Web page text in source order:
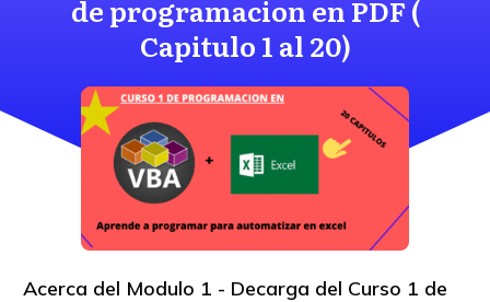
de programacion en PDF (
Capitulo 1 al 20)
Acerca del Modulo 1 - Decarga del Curso 1 de